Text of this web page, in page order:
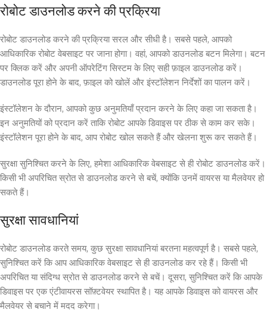
रोबोट डाउनलोड करने की प्रक्रिया
रोबोट डाउनलोड करने की प्रक्रिया सरल और सीधी है। सबसे पहले, आपको
आधिकारिक रोबोट वेबसाइट पर जाना होगा। वहां, आपको डाउनलोड बटन मिलेगा। बटन
पर क्लिक करें और अपनी ऑपरेटिंग सिस्टम के लिए सही फ़ाइल डाउनलोड करें।
डाउनलोड पूरा होने के बाद, फ़ाइल को खोलें और इंस्टॉलेशन निर्देशों का पालन करें।
इंस्टॉलेशन के दौरान, आपको कुछ अनुमतियाँ प्रदान करने के लिए कहा जा सकता है।
इन अनुमतियों को प्रदान करें ताकि रोबोट आपके डिवाइस पर ठीक से काम कर सके।
इंस्टॉलेशन पूरा होने के बाद, आप रोबोट खोल सकते हैं और खेलना शुरू कर सकते हैं।
सुरक्षा सुनिश्चित करने के लिए, हमेशा आधिकारिक वेबसाइट से ही रोबोट डाउनलोड करें।
किसी भी अपरिचित स्रोत से डाउनलोड करने से बचें, क्योंकि उनमें वायरस या मैलवेयर हो
सकते हैं।
सुरक्षा सावधानियां
रोबोट डाउनलोड करते समय, कुछ सुरक्षा सावधानियां बरतना महत्वपूर्ण है। सबसे पहले,
सुनिश्चित करें कि आप आधिकारिक वेबसाइट से ही डाउनलोड कर रहे हैं। किसी भी
अपरिचित या संदिग्ध स्रोत से डाउनलोड करने से बचें। दूसरा, सुनिश्चित करें कि आपके
डिवाइस पर एक एंटीवायरस सॉफ़्टवेयर स्थापित है। यह आपके डिवाइस को वायरस और
मैलवेयर से बचाने में मदद करेगा।